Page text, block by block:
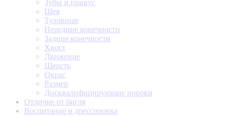
Зубы и прикус
Шея
Туловище
Передние конечности
Задние конечности
Хвост
Движение
Шерсть
Окрас
Размер
Дисквалифицирующие пороки
Отличие от бигля
Воспитание и дрессировка